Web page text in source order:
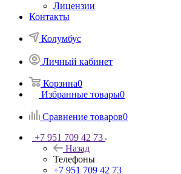
Лицензии
Контакты
Колумбус
Личный кабинет
Корзина0
Избранные товары0
Сравнение товаров0
+7 951 709 42 73
Назад
Телефоны
+7 951 709 42 73